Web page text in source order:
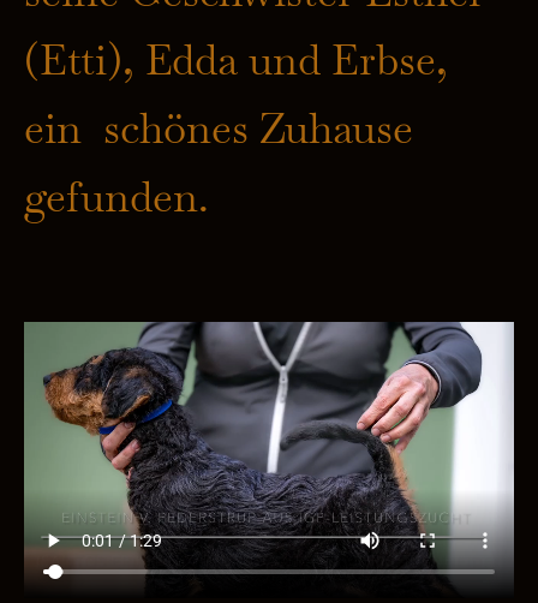
(Etti), Edda und Erbse,
ein schönes Zuhause
gefunden.